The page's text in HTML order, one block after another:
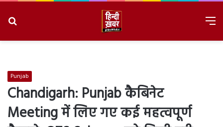
Punjab
Chandigarh: Punjab कैबिनेट
Meeting में लिए गए कई महत्वपूर्ण